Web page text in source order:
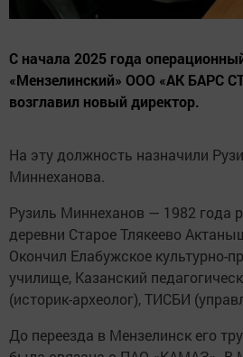
С начала 2025 года
«Мензелинский» ООО «АК БАРС
возглавил новый директор.
На эту должность назначили
Миннеханова.
Рузиль Миннеханов — 1982 года
деревни Старое Тлякеево
Окончил Елабужское культурно-
училище, Казанский
(историк-археолог), ТИСБИ
До переезда в Мензелинск его